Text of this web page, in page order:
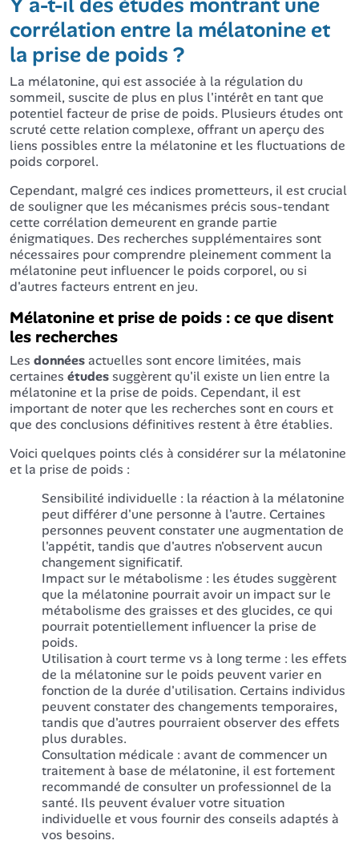
corrélation entre la mélatonine et
la prise de poids ?
La mélatonine, qui est associée à la régulation du
sommeil, suscite de plus en plus l'intérêt en tant que
potentiel facteur de prise de poids. Plusieurs études ont
scruté cette relation complexe, offrant un aperçu des
liens possibles entre la mélatonine et les fluctuations de
poids corporel.
Cependant, malgré ces indices prometteurs, il est crucial
de souligner que les mécanismes précis sous-tendant
cette corrélation demeurent en grande partie
énigmatiques. Des recherches supplémentaires sont
nécessaires pour comprendre pleinement comment la
mélatonine peut influencer le poids corporel, ou si
d'autres facteurs entrent en jeu.
Mélatonine et prise de poids : ce que disent
les recherches
Les donnéesactuelles sont encore limitées, mais
certaines étudessuggèrent qu'il existe un lien entre la
mélatonine et la prise de poids. Cependant, il est
important de noter que les recherches sont en cours et
que des conclusions définitives restent à être établies.
Voici quelques points clés à considérer sur la mélatonine
et la prise de poids :
Sensibilité individuelle : la réaction à la mélatonine
peut différer d'une personne à l'autre. Certaines
personnes peuvent constater une augmentation de
l'appétit, tandis que d'autres n'observent aucun
changement significatif.
Impact sur le métabolisme : les études suggèrent
que la mélatonine pourrait avoir un impact sur le
métabolisme des graisses et des glucides, ce qui
pourrait potentiellement influencer la prise de
poids.
Utilisation à court terme vs à long terme : les effets
de la mélatonine sur le poids peuvent varier en
fonction de la durée d'utilisation. Certains individus
peuvent constater des changements temporaires,
tandis que d'autres pourraient observer des effets
plus durables.
Consultation médicale : avant de commencer un
traitement à base de mélatonine, il est fortement
recommandé de consulter un professionnel de la
santé. Ils peuvent évaluer votre situation
individuelle et vous fournir des conseils adaptés à
vos besoins.